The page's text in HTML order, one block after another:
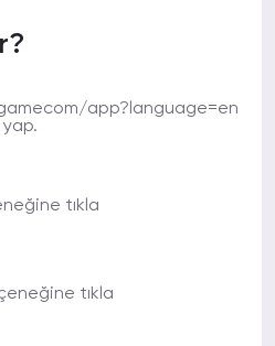
nadir sitelerden.
en ufak sorunlar bile
ilginiz için teşekkür
yapmaya
app?language=en
tıkla
tıkla